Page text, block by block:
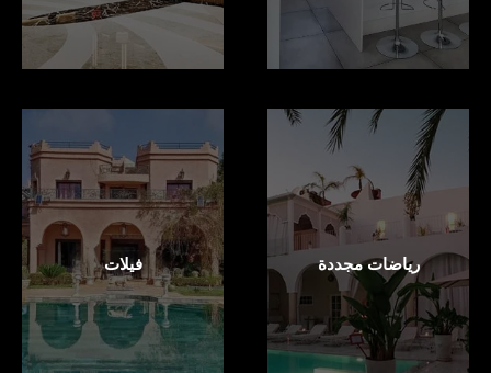
رياضات مجددة فيلات